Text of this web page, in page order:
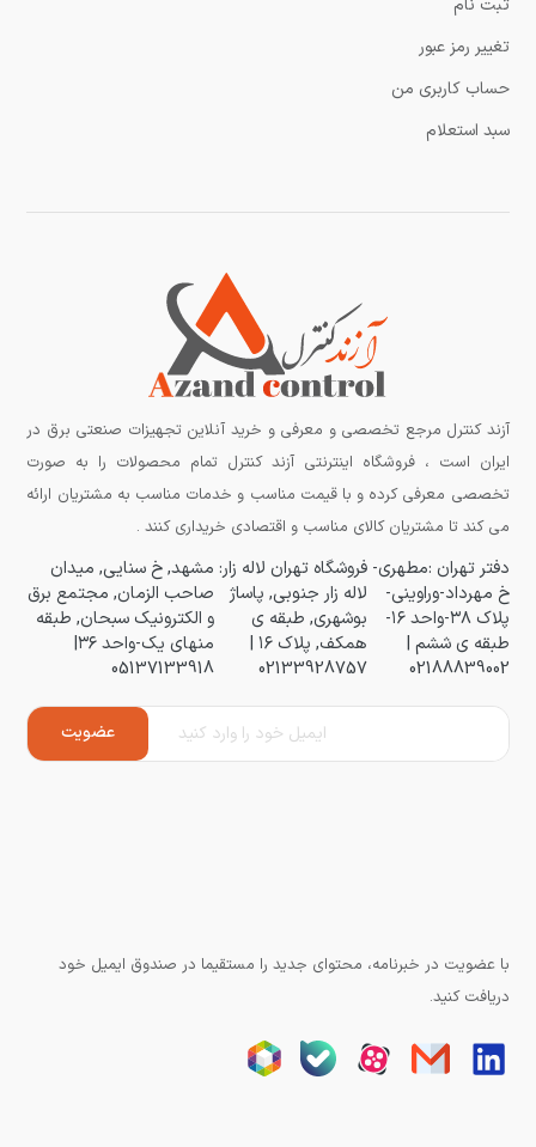
ثبت نام
تغییر رمز عبور
حساب کاربری من
سبد استعلام
آزند کنترل مرجع تخصصی و معرفی و خرید آنلاین تجهیزات صنعتی برق در
ایران است ، فروشگاه اینترنتی آزند کنترل تمام محصولات را به صورت
تخصصی معرفی کرده و با قیمت مناسب و خدمات مناسب به مشتریان ارائه
می کند تا مشتریان کالای مناسب و اقتصادی خریداری کنند .
دفتر تهران :مطهری-
خ مهرداد-وراوینی-
پلاک ۳۸-واحد ۱۶-
طبقه ی ششم |
02188839002
فروشگاه تهران لاله زار:
لاله زار جنوبی, پاساژ
بوشهری, طبقه ی
همکف, پلاک ۱۶ |
02133928757
مشهد, خ سنایی, میدان
صاحب الزمان, مجتمع برق
و الکترونیک سبحان, طبقه
منهای یک-واحد ۳۶|
05137133918
با عضویت در خبرنامه، محتوای جدید را مستقیما در صندوق ایمیل خود
دریافت کنید.